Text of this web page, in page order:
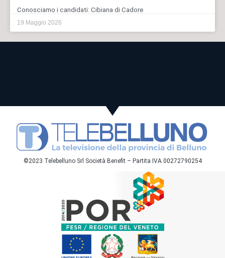
Conosciamo i candidati: Cibiana di Cadore
19 Maggio 2026
©2023 Telebelluno Srl Società Benefit – Partita IVA 00272790254